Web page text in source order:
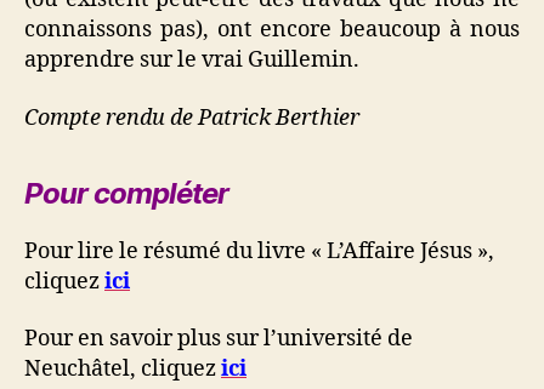
connaissons pas), ont encore beaucoup à nous
apprendre sur le vrai Guillemin.
Compte rendu de Patrick Berthier
Pour compléter
Pour lire le résumé du livre « L’Affaire Jésus »,
cliquezici
Pour en savoir plus sur l’université de
Neuchâtel, cliquezici